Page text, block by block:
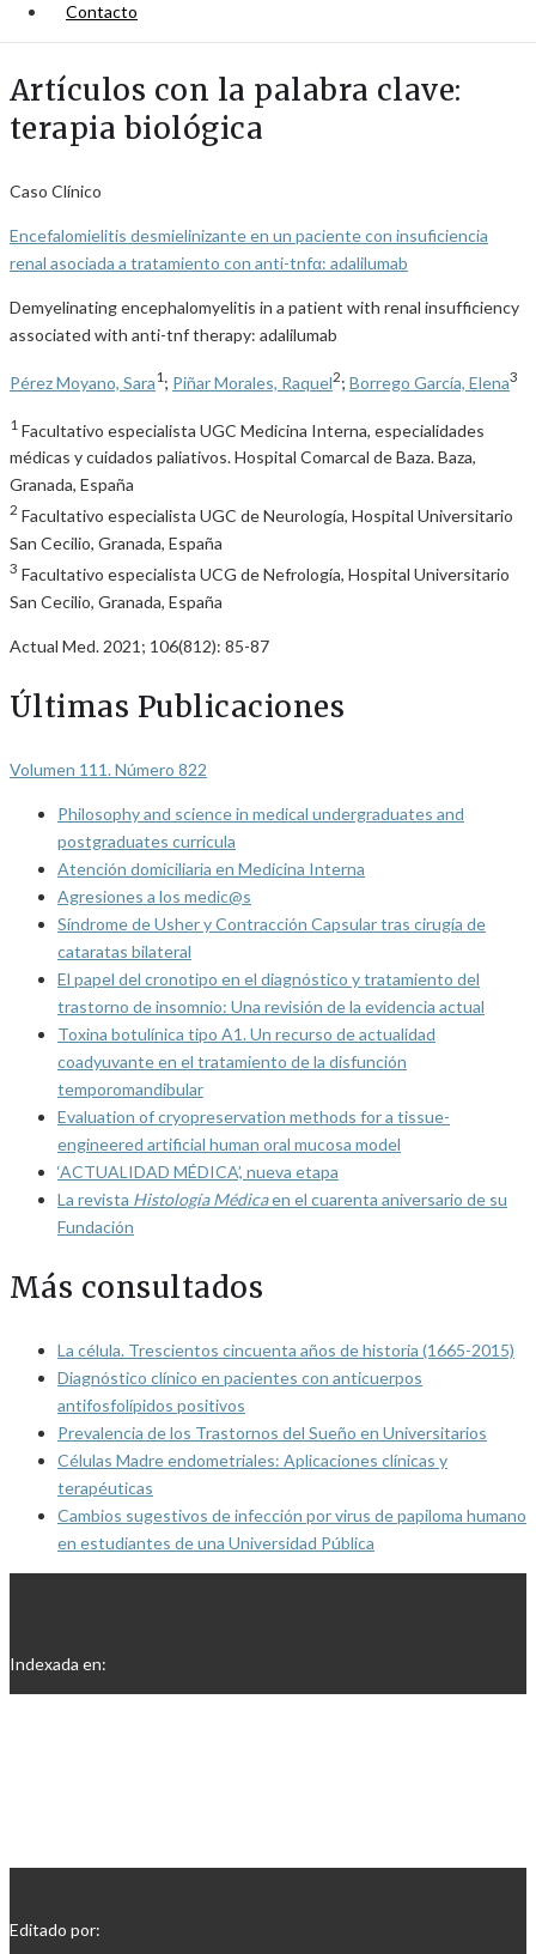
Contacto
Artículos con la palabra clave:
terapia biológica
Caso Clínico
Encefalomielitis desmielinizante en un paciente con insuficiencia
renal asociada a tratamiento con anti-tnfα: adalilumab
Demyelinating encephalomyelitis in a patient with renal insufficiency
associated with anti-tnf therapy: adalilumab
Pérez Moyano, Sara1 ; Piñar Morales, Raquel2; Borrego García, Elena3
1 Facultativo especialista UGC Medicina Interna, especialidades
médicas y cuidados paliativos. Hospital Comarcal de Baza. Baza,
Granada, España
2 Facultativo especialista UGC de Neurología, Hospital Universitario
San Cecilio, Granada, España
3 Facultativo especialista UCG de Nefrología, Hospital Universitario
San Cecilio, Granada, España
Actual Med. 2021; 106(812): 85-87
Últimas Publicaciones
Volumen 111. Número 822
Philosophy and science in medical undergraduates and
postgraduates curricula
Atención domiciliaria en Medicina Interna
Agresiones a los medic@s
Síndrome de Usher y Contracción Capsular tras cirugía de
cataratas bilateral
El papel del cronotipo en el diagnóstico y tratamiento del
trastorno de insomnio: Una revisión de la evidencia actual
Toxina botulínica tipo A1. Un recurso de actualidad
coadyuvante en el tratamiento de la disfunción
temporomandibular
Evaluation of cryopreservation methods for a tissue-
engineered artificial human oral mucosa model
‘ACTUALIDAD MÉDICA’, nueva etapa
La revista Histología Médicaen el cuarenta aniversario de su
Fundación
Más consultados
La célula. Trescientos cincuenta años de historia (1665-2015)
Diagnóstico clínico en pacientes con anticuerpos
antifosfolípidos positivos
Prevalencia de los Trastornos del Sueño en Universitarios
Células Madre endometriales: Aplicaciones clínicas y
terapéuticas
Cambios sugestivos de infección por virus de papiloma humano
en estudiantes de una Universidad Pública
Indexada en:
Editado por: